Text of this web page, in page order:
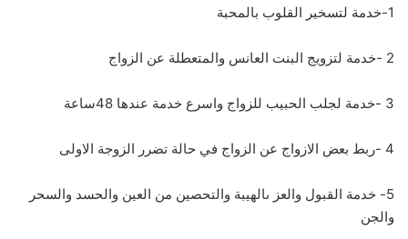
1-خدمة لتسخير القلوب بالمحبة
2 -خدمة لتزويج البنت العانس والمتعطلة عن الزواج
3 -خدمة لجلب الحبيب للزواج واسرع خدمة عندها 48ساعة
4 -ربط بعض الازواج عن الزواج في حالة تضرر الزوجة الاولى
5- خدمة القبول والعز ىالهيبة والتحصين من العين والحسد والسحر
والجن